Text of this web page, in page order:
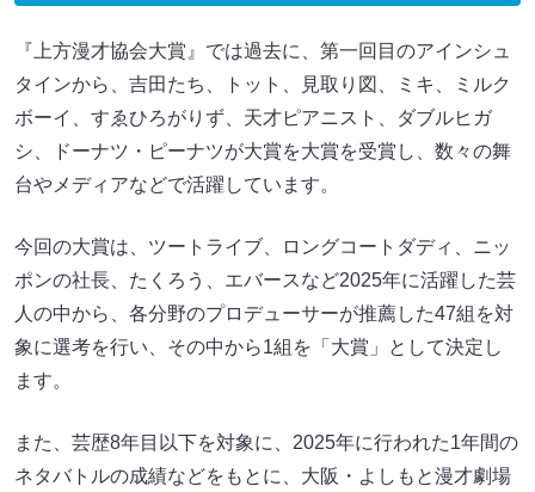
『上方漫才協会大賞』では過去に、第一回目のアインシュ
タインから、吉田たち、トット、見取り図、ミキ、ミルク
ボーイ、すゑひろがりず、天才ピアニスト、ダブルヒガ
シ、ドーナツ・ピーナツが大賞を大賞を受賞し、数々の舞
台やメディアなどで活躍しています。
今回の大賞は、ツートライブ、ロングコートダディ、ニッ
ポンの社長、たくろう、エバースなど2025年に活躍した芸
人の中から、各分野のプロデューサーが推薦した47組を対
象に選考を行い、その中から1組を「大賞」として決定し
ます。
また、芸歴8年目以下を対象に、2025年に行われた1年間の
ネタバトルの成績などをもとに、大阪・よしもと漫才劇場